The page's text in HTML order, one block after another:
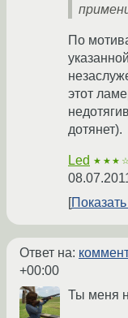
По
этот
дотянет).
Led
Показать
Ответ на:
+00:00
Ты меня